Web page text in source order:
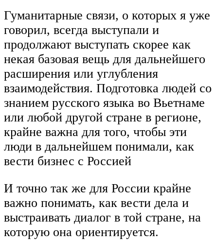
Гуманитарные связи, о которых я уже
говорил, всегда выступали и
продолжают выступать скорее как
некая базовая вещь для дальнейшего
расширения или углубления
взаимодействия. Подготовка людей со
знанием русского языка во Вьетнаме
или любой другой стране в регионе,
крайне важна для того, чтобы эти
люди в дальнейшем понимали, как
вести бизнес с Россией
И точно так же для России крайне
важно понимать, как вести дела и
выстраивать диалог в той стране, на
которую она ориентируется.